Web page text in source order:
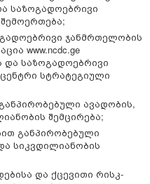
საზოგადოებრივი
ჯანმრთელობის
www.ncdc.ge
საზოგადოებრივი
სტრატეგიული
ავადობის,
შემცირება;
განპირობებული
სიკვდილიანობის
და ქცევითი რისკ-